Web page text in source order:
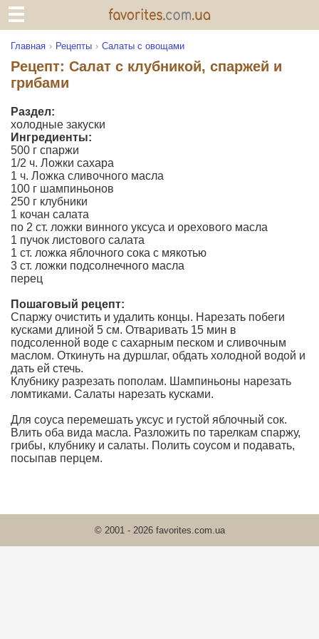
Главная Рецепты Салаты с овощами
Рецепт: Салат с клубникой, спаржей и
грибами
Раздел:
холодные закуски
Ингредиенты:
500 г спаржи
1/2 ч. Ложки сахара
1 ч. Ложка сливочного масла
100 г шампиньонов
250 г клубники
1 кочан салата
по 2 ст. ложки винного уксуса и орехового масла
1 пучок листового салата
1 ст. ложка яблочного сока с мякотью
3 ст. ложки подсолнечного масла
перец
Пошаговый рецепт:
Спаржу очистить и удалить концы. Нарезать побеги
кусками длиной 5 см. Отваривать 15 мин в
подсоленной воде с сахарным песком и сливочным
маслом. Откинуть на дуршлаг, обдать холодной водой и
дать ей стечь.
Клубнику разрезать пополам. Шампиньоны нарезать
ломтиками. Салаты нарезать кусками.
Для соуса перемешать уксус и густой яблочный сок.
Влить оба вида масла. Разложить по тарелкам спаржу,
грибы, клубнику и салаты. Полить соусом и подавать,
посыпав перцем.
© 2001 - 2026 favorites.com.ua